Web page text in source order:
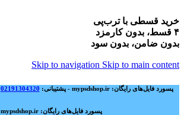
خرید قسطی با ترب‌پی
۴ قسط، بدون کارمزد
بدون ضامن، بدون سود
Skip to navigation Skip to main content
پسورد فایل‌های رایگان: mypsdshop.ir - پشتیبانی: arshiya_ag@yahoo.com 02191304320
پسورد فایل‌های رایگان: mypsdshop.ir